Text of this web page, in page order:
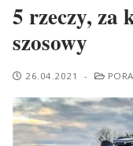
5 rzeczy, za
szosowy
26.04.2021 -